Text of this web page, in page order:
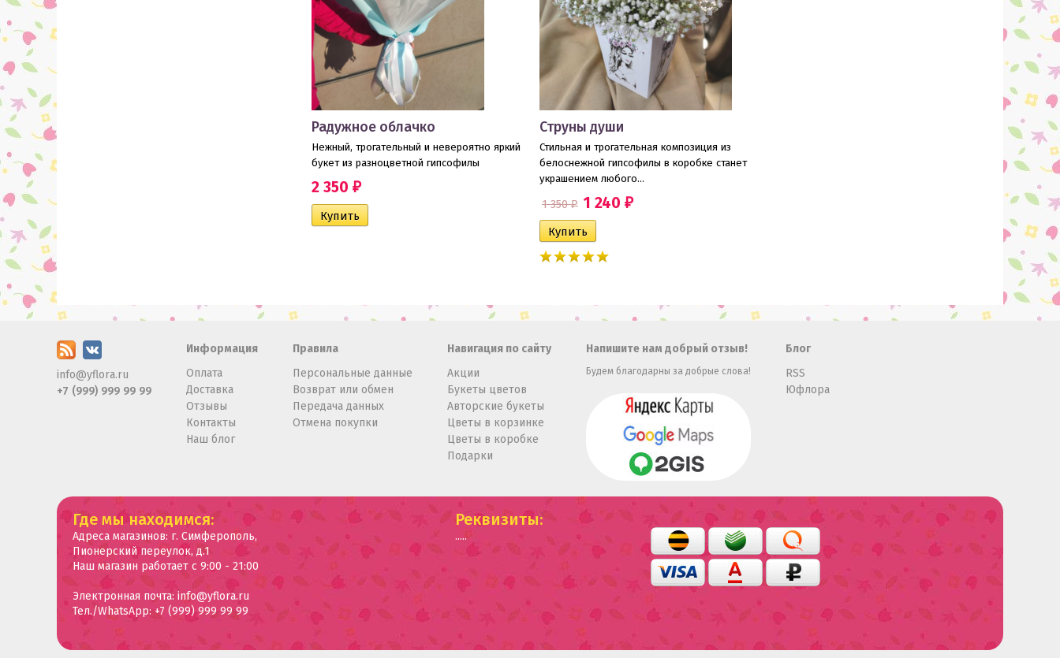
Радужное облачко
Нежный, трогательный и невероятно яркий
букет из разноцветной гипсофилы
2 350 ₽
Струны души
​Стильная и трогательная композиция из
белоснежной гипсофилы в коробке станет
украшением любого...
1 350₽ 1 240 ₽
info@yflora.ru
+7 (999) 999 99 99
Информация
Оплата
Доставка
Отзывы
Контакты
Наш блог
Правила
Персональные данные
Возврат или обмен
Передача данных
Отмена покупки
Навигация по сайту
Акции
Букеты цветов
Авторские букеты
Цветы в корзинке
Цветы в коробке
Подарки
Напишите нам добрый отзыв!
Будем благодарны за добрые слова!
Блог
RSS
Юфлора
Где мы находимся:
Адреса магазинов: г. Симферополь,
Пионерский переулок, д.1
Наш магазин работает с 9:00 - 21:00
Электронная почта: info@yflora.ru
Тел./WhatsApp: +7 (999) 999 99 99
Реквизиты:
.....